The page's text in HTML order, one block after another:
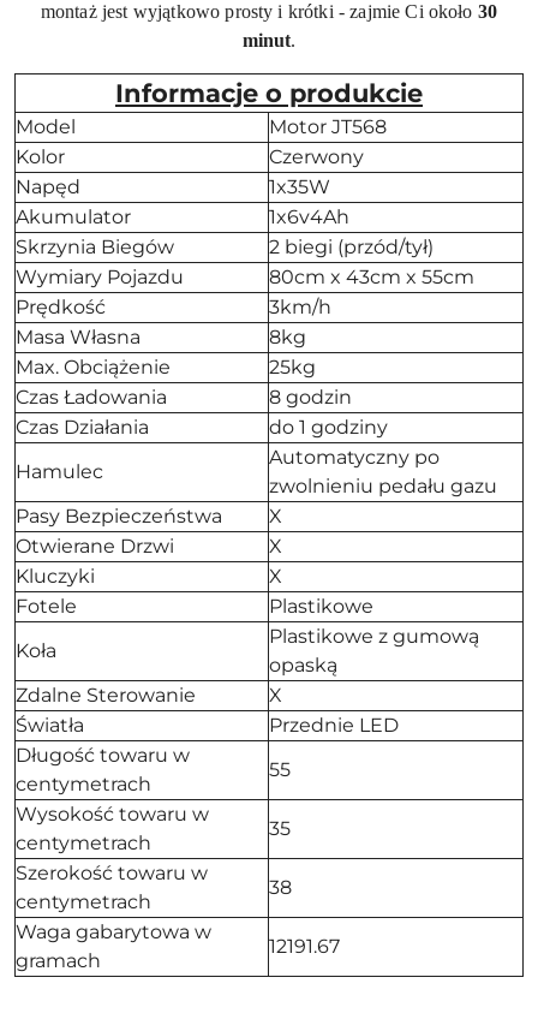
montaż jest wyjątkowo prosty i krótki - zajmie Ci około 30
minut.
Informacje o produkcie
Model
Motor JT568
Kolor
Czerwony
Napęd
1x35W
Akumulator
1x6v4Ah
Skrzynia Biegów
2 biegi (przód/tył)
Wymiary Pojazdu
80cm x 43cm x 55cm
Prędkość
3km/h
Masa Własna
8kg
Max. Obciążenie
25kg
Czas Ładowania
8 godzin
Czas Działania
do 1 godziny
Hamulec
Automatyczny po
zwolnieniu pedału gazu
Pasy Bezpieczeństwa
X
Otwierane Drzwi
X
Kluczyki
X
Fotele
Plastikowe
Koła
Plastikowe z gumową
opaską
Zdalne Sterowanie
X
Światła
Przednie LED
Długość towaru w
centymetrach
55
Wysokość towaru w
centymetrach
35
Szerokość towaru w
centymetrach
38
Waga gabarytowa w
gramach
12191.67